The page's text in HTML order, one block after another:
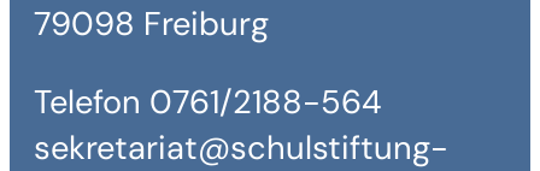
79098 Freiburg
Telefon 0761/2188-564
sekretariat@schulstiftung-